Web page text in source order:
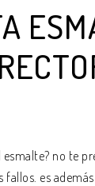
no te
es